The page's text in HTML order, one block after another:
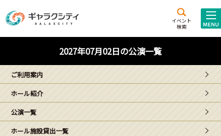
イベント
検索
施設案内
西新井
文化ホール
ギャラクシティとは
こどもみーてぃんぐ
2027年07月02日の公演一覧
ご利用案内
ホール紹介
公演一覧
ホール施設貸出一覧